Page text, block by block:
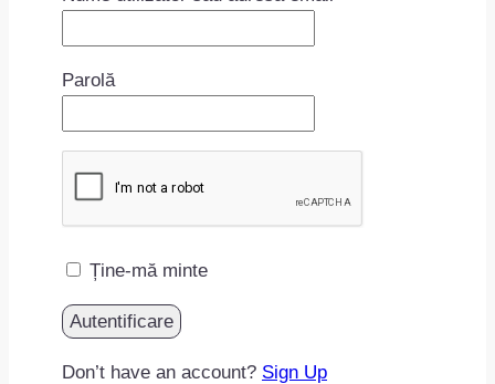
Parolă
Ține-mă minte
Don’t have an account? Sign Up